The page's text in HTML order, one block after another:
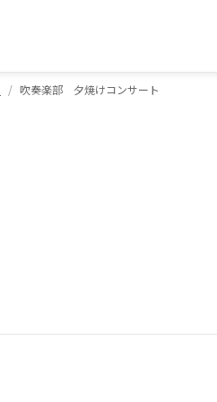
吹奏楽部 夕焼けコンサート